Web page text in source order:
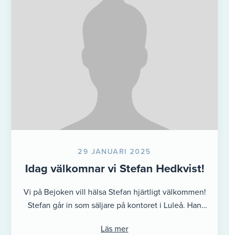
29 JANUARI 2025
Idag välkomnar vi Stefan Hedkvist!
Vi på Bejoken vill hälsa Stefan hjärtligt välkommen!
Stefan går in som säljare på kontoret i Luleå. Han
Läs mer